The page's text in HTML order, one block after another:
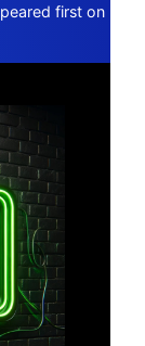
first on